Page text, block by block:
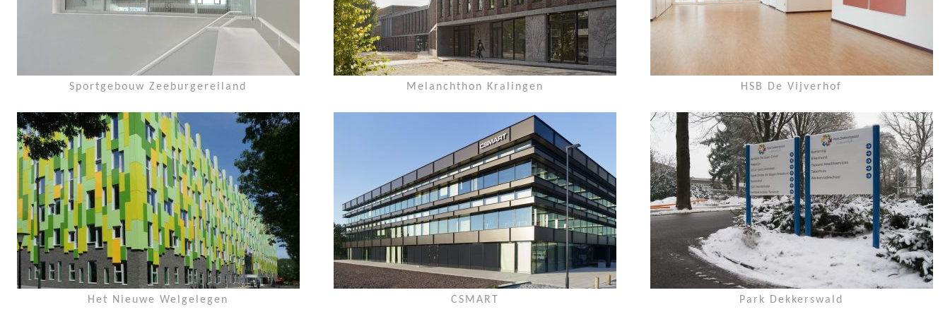
Sportgebouw Zeeburgereiland
Het Nieuwe Welgelegen
Melanchthon Kralingen
CSMART
HSB De Vijverhof
Park Dekkerswald